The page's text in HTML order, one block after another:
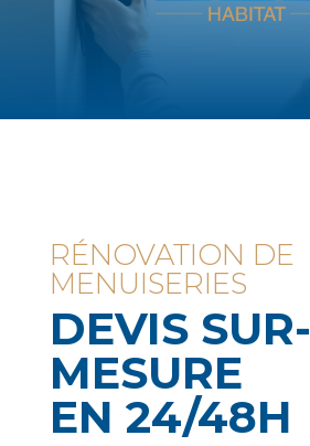
RÉNOVATION DE
MENUISERIES
DEVIS SUR-
MESURE
EN 24/48H